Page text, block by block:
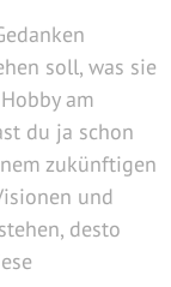
soll, was sie
am
du ja schon
zukünftigen
und
desto